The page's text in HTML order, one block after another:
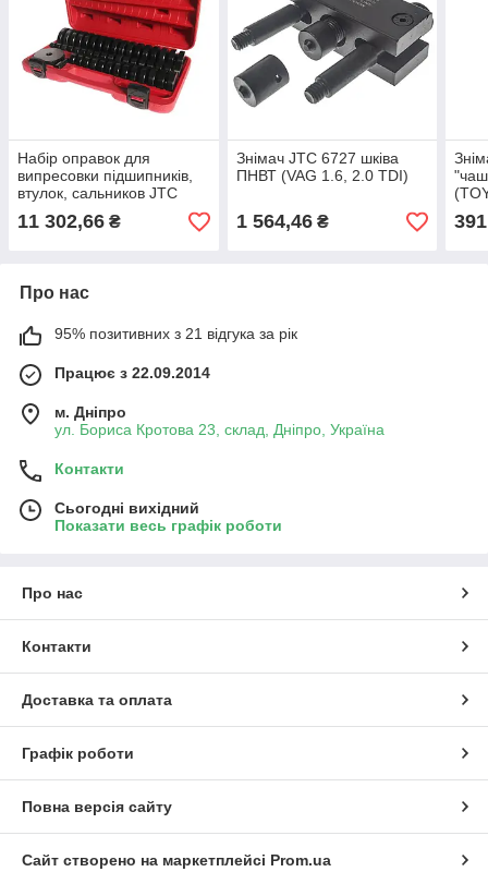
Набір оправок для
випресовки підшипників,
втулок, сальников JTC
4856 18-65мм (крок 1мм)
11 302,66 ₴
Знімач JTC 6727 шківа
ПНВТ (VAG 1.6, 2.0 TDI)
1 564,46₴
Про нас
95% позитивних з 21 відгука за рік
Працює з 22.09.2014
м. Дніпро
ул. Бориса Кротова 23, склад, Дніпро, Україна
Контакти
Сьогодні вихідний
Показати весь графік роботи
Про нас
Контакти
Доставка та оплата
Графік роботи
Повна версія сайту
Сайт створено на маркетплейсі Prom.ua